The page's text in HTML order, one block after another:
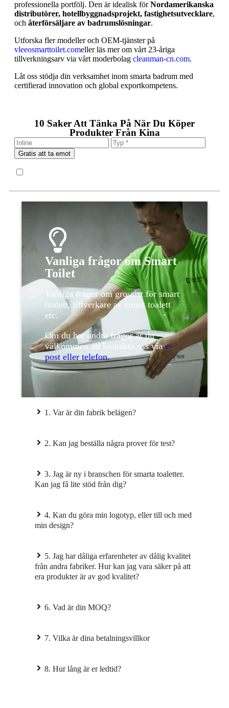
professionella portfölj. Den är idealisk förNordamerikanska
distributörer, hotellbyggnadsprojekt, fastighetsutvecklare,
och återförsäljare av badrumslösningar.
Utforska fler modeller och OEM-tjänster på
vleeosmarttoilet.comeller läs mer om vårt 23-åriga
tillverkningsarv via vårt moderbolag cleanman-cn.com.
Låt oss stödja din verksamhet inom smarta badrum med
certifierad innovation och global exportkompetens.
10 Saker Att Tänka På När Du Köper
Produkter Från Kina
Gratis att ta emot
Vanliga frågor om Smart
Toilet
Vanliga frågor om grossist för smart
toalett, tillverkare av smart toalett
etc.
Om du har andra frågor är du
välkommen att kontakta oss viae-
post eller telefon.
1. Var är din fabrik belägen?
2. Kan jag beställa några prover för test?
3. Jag är ny i branschen för smarta toaletter.
Kan jag få lite stöd från dig?
4. Kan du göra min logotyp, eller till och med
min design?
5. Jag har dåliga erfarenheter av dålig kvalitet
från andra fabriker. Hur kan jag vara säker på att
era produkter är av god kvalitet?
6. Vad är din MOQ?
7. Vilka är dina betalningsvillkor
8. Hur lång är er ledtid?